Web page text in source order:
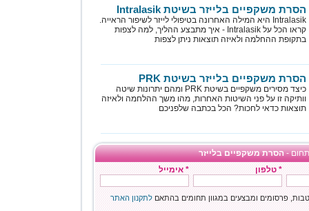
הסרת משקפיים בלייזר בשיטת Intralasik
Intralasik היא המילה האחרונה בטיפולי לייזר לשיפור הראייה.
קראו הכל על Intralasik - איך מתבצע ההליך, למה לצפות
בתקופת ההחלמה ולאיזה תוצאות ניתן לצפות
הסרת משקפיים בלייזר בשיטת PRK
כיצד מסירים משקפיים בשיטת PRK ומהם יתרונות שיטה
וותיקה זו על פני השיטות האחרות, מהו משך ההלחמה ולאיזה
תוצאות כדאי לחכות? הכל בכתבה שלפניכם
-הסרת משקפיים בלייזר
* טלפון
* אימייל
פרסומים ומבצעים במגוון תחומים בהתאםלתקנון האתר